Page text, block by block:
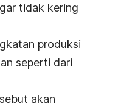
tidak kering
produksi
seperti dari
akan